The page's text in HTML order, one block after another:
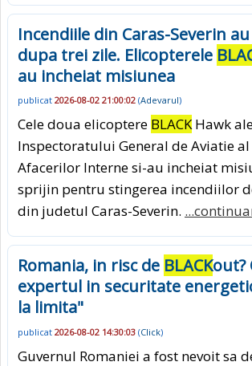
Incendiile din Caras-Severin
dupa trei zile. Elicopterele
au incheiat misiunea
publicat 2026-08-02 21:00:02 (Adevarul)
Cele doua elicoptere BLACKHawk
Inspectoratului General de Aviatie
Afacerilor Interne si-au incheiat
sprijin pentru stingerea incendiilor
din judetul Caras-Severin.
Romania, in risc de BLACKout?
expertul in securitate
la limita"
publicat 2026-08-02 14:30:03 (Click)
Guvernul Romaniei a fost nevoit sa